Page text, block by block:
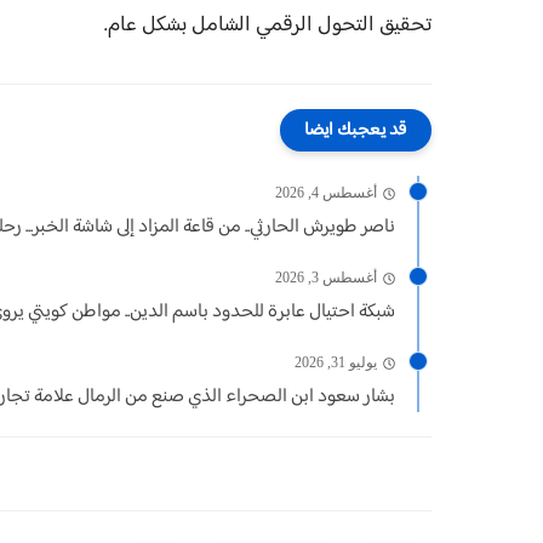
تحقيق التحول الرقمي الشامل بشكل عام.
قد يعجبك ايضا
أغسطس 4, 2026
ناصر طويرش الحارثي.. من قاعة المزاد إلى شاشة الخبر...
أغسطس 3, 2026
شبكة احتيال عابرة للحدود باسم الدين.. مواطن كويتي
يوليو 31, 2026
بشار سعود ابن الصحراء الذي صنع من الرمال علامة